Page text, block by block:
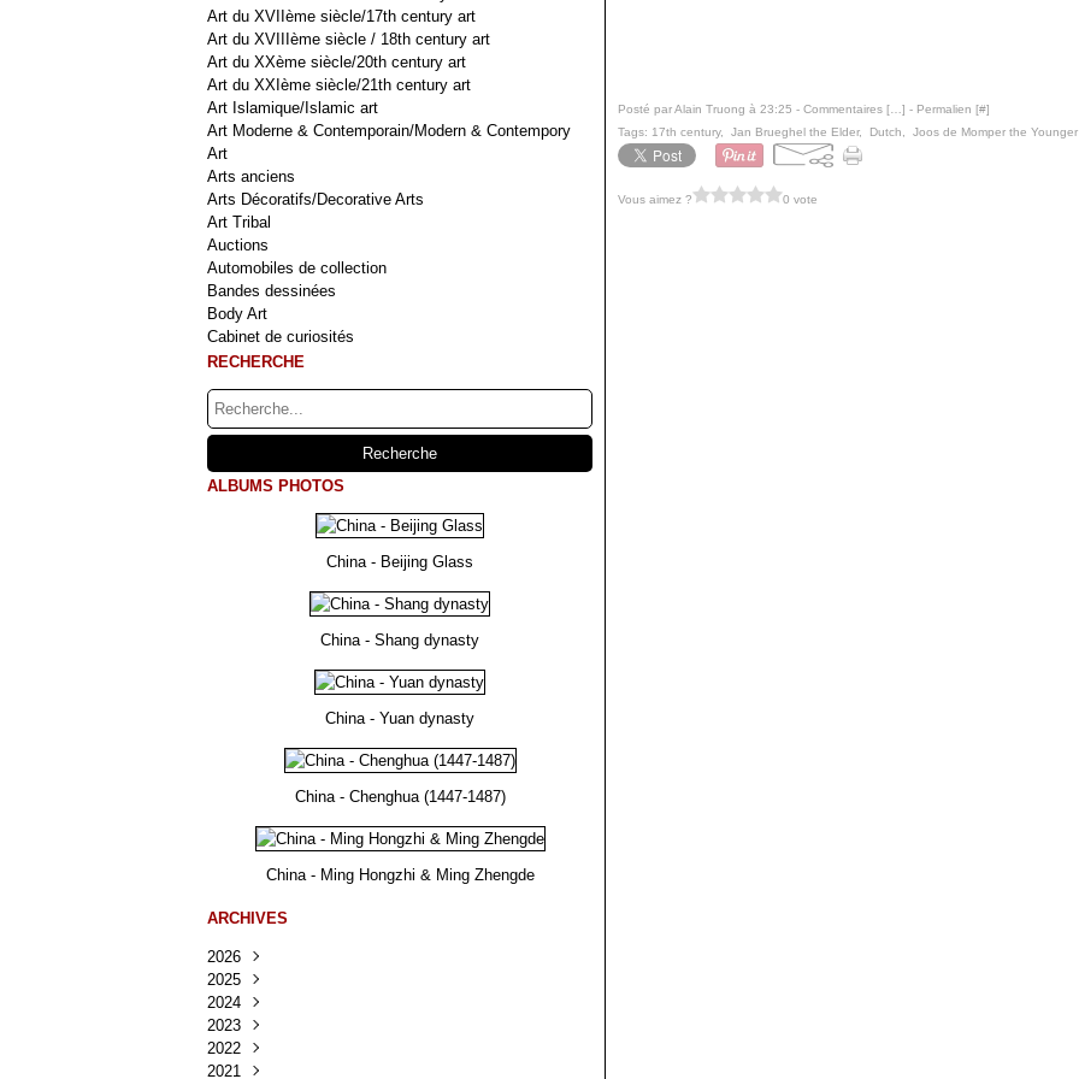
Art du XVIIème siècle/17th century art
Art du XVIIIème siècle / 18th century art
Art du XXème siècle/20th century art
Art du XXIème siècle/21th century art
Art Islamique/Islamic art
Art Moderne & Contemporain/Modern & Contempory
Art
Arts anciens
Arts Décoratifs/Decorative Arts
Art Tribal
Auctions
Automobiles de collection
Bandes dessinées
Body Art
Cabinet de curiosités
RECHERCHE
ALBUMS PHOTOS
China - Beijing Glass
China - Shang dynasty
China - Yuan dynasty
China - Chenghua (1447-1487)
China - Ming Hongzhi & Ming Zhengde
ARCHIVES
2026
Août
Juillet
Juin
Mai(100)
Avril
2025
Décembre
Novembre
Octobre
Septembre
2024
Décembre
Novembre
Octobre
2023
Décembre
Novembre
2022
Décembre
2021
Posté par Alain Truong à 23:25 - Commentaires [ ] - Permalien [#]
Tags: 17th century, Jan Brueghel the Elder, Dutch Joos de Momper the Younger
Vous aimez ? 0 vote